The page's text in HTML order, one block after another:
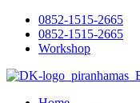
Skip
content
0852-1515-2665
0852-1515-2665
Workshop